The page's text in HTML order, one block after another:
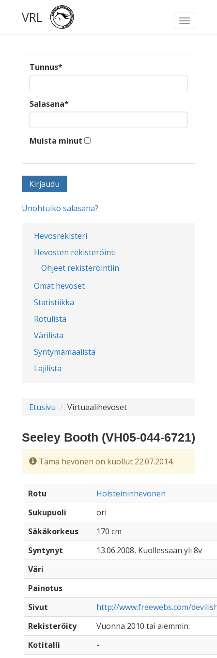
Toggle
VRL
Hevosrekisteri
Hevosten rekisteröinti
Ohjeet rekisteröintiin
Omat hevoset
Statistiikka
Rotulista
Värilista
Syntymämaalista
Lajilista
Tunnus*
Salasana*
Muista minut
Unohtuiko salasana?
Etusivu Virtuaalihevoset
Seeley Booth (VH05-044-6721)
Tämä hevonen on kuollut 22.07.2014.
Rotu
Holsteininhevonen
Sukupuoli
ori
Säkäkorkeus
170 cm
Syntynyt
13.06.2008, Kuollessaan yli 8v
Väri
Painotus
Sivut
http://www.freewebs.com/
Rekisteröity
Vuonna 2010 tai aiemmin.
Kotitalli
-